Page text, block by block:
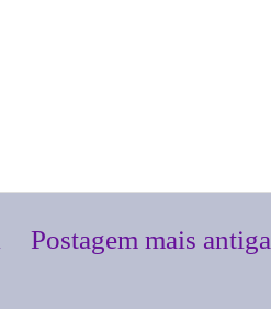
Postagem mais antiga